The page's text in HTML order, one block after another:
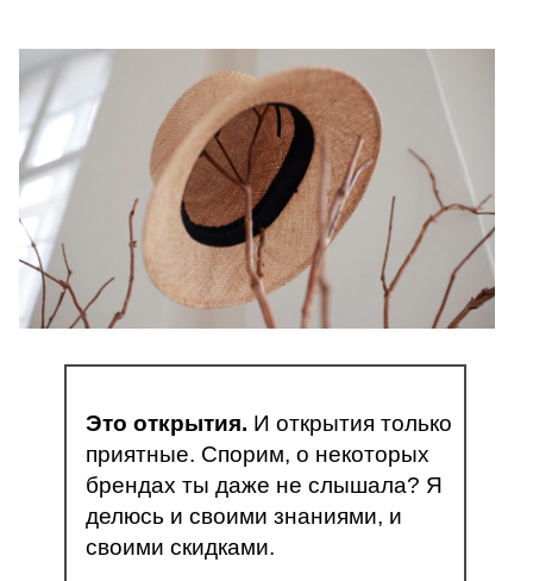
Это открытия. И открытия только
приятные. Спорим, о некоторых
брендах ты даже не слышала? Я
делюсь и своими знаниями, и
своими скидками.